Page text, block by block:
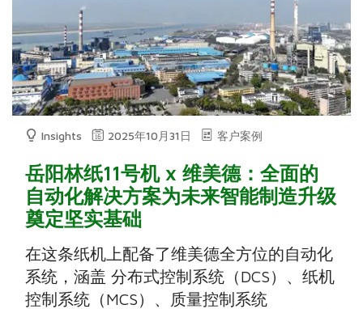
Insights 2025年10月31日 客户案例
岳阳林纸11号机 x 维美德：全面的
自动化解决方案为未来智能制造升级
奠定坚实基础
在这条纸机上配备了维美德全方位的自动化
系统，涵盖 分布式控制系统（DCS）、纸机
控制系统（MCS）、质量控制系统